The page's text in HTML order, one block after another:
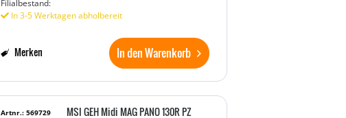
Filialbestand:
In 3-5 Werktagen abholbereit
In den Warenkorb
Merken
MSI GEH Midi MAG PANO 130R PZ
Artnr.: 569729